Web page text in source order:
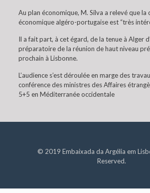
Au plan économique, M. Silva a relevé que la
économique algéro-portugaise est “très
Il a fait part, à cet égard, de la tenue à Alger
préparatoire de la réunion de haut niveau
prochain à Lisbonne.
L’audience s’est déroulée en marge des
conférence des ministres des Affaires
5+5 en Méditerranée occidentale
© 2019 Embaixada da Argélia em
Reserved.